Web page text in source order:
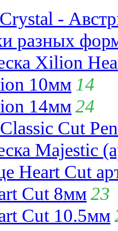
-
разных
Xilion
10мм 14
14мм24
Cut
Majestic
Heart Cut
Cut 8мм23
Cut 10.5мм